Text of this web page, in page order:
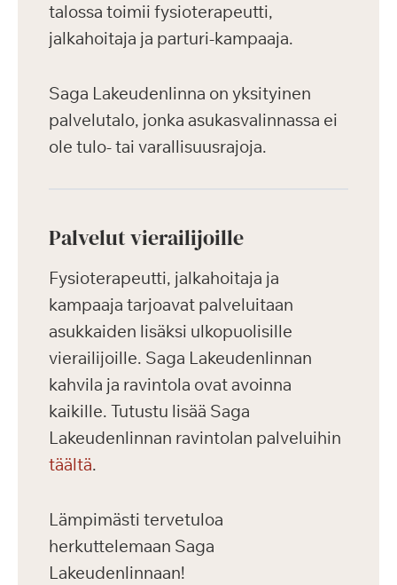
talossa toimii fysioterapeutti,
jalkahoitaja ja parturi-kampaaja.
Saga Lakeudenlinna on yksityinen
palvelutalo, jonka asukasvalinnassa ei
ole tulo- tai varallisuusrajoja.
Palvelut vierailijoille
Fysioterapeutti, jalkahoitaja ja
kampaaja tarjoavat palveluitaan
asukkaiden lisäksi ulkopuolisille
vierailijoille. Saga Lakeudenlinnan
kahvila ja ravintola ovat avoinna
kaikille. Tutustu lisää Saga
Lakeudenlinnan ravintolan palveluihin
täältä.
Lämpimästi tervetuloa
herkuttelemaan Saga
Lakeudenlinnaan!